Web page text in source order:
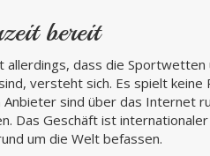
bereit
dass die Sportwetten
versteht sich. Es spielt keine
sind über das Internet
Das Geschäft ist
um die Welt befassen.